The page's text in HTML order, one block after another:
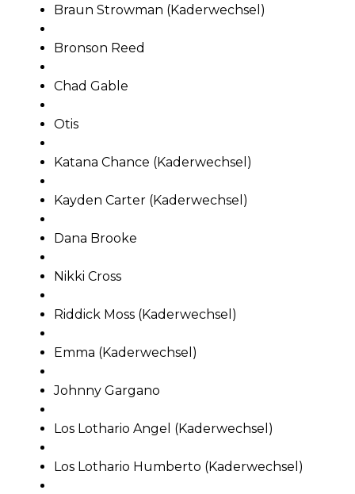
Braun Strowman (Kaderwechsel)
Bronson Reed
Chad Gable
Otis
Katana Chance (Kaderwechsel)
Kayden Carter (Kaderwechsel)
Dana Brooke
Nikki Cross
Riddick Moss (Kaderwechsel)
Emma (Kaderwechsel)
Johnny Gargano
Los Lothario Angel (Kaderwechsel)
Los Lothario Humberto (Kaderwechsel)